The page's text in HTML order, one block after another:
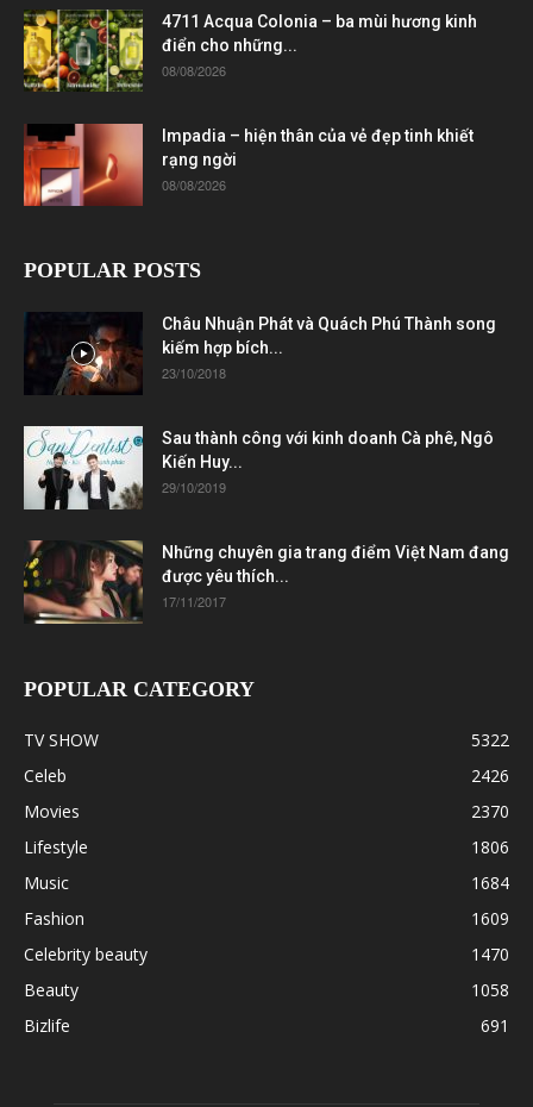
4711 Acqua Colonia – ba mùi hương kinh
điển cho những...
08/08/2026
Impadia – hiện thân của vẻ đẹp tinh khiết
rạng ngời
08/08/2026
POPULAR POSTS
Châu Nhuận Phát và Quách Phú Thành song
kiếm hợp bích...
23/10/2018
Sau thành công với kinh doanh Cà phê, Ngô
Kiến Huy...
29/10/2019
Những chuyên gia trang điểm Việt Nam đang
được yêu thích...
17/11/2017
POPULAR CATEGORY
TV SHOW
5322
Celeb
2426
Movies
2370
Lifestyle
1806
Music
1684
Fashion
1609
Celebrity beauty
1470
Beauty
1058
Bizlife
691